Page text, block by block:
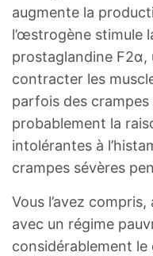
augmente la
l’œstrogène stimule
prostaglandine F2α,
contracter les
parfois des crampes
probablement la
intolérantes à
crampes sévères
Vous l’avez
avec un régime
considérablement le